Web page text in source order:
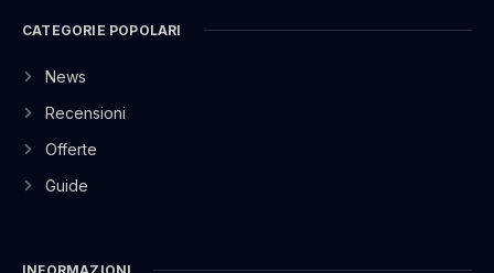
CATEGORIE POPOLARI
News
Recensioni
Offerte
Guide